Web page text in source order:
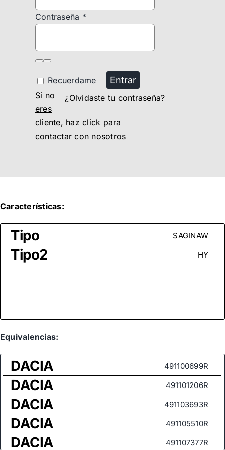
Contraseña *
Recuerdame Entrar
¿Olvidaste tu contraseña?
Si no
eres
cliente, haz click para
contactar con nosotros
Características:
Tipo SAGINAW
Tipo2 HY
Equivalencias:
DACIA 491100699R
DACIA 491101206R
DACIA 491103693R
DACIA 491105510R
DACIA 491107377R